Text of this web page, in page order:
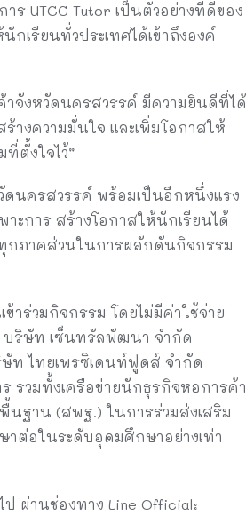
ร UTCC Tutor เป็นตัวอย่างที่ดีของ
เรียนทั่วประเทศได้เข้าถึงองค์
จังหวัดนครสวรรค์ มีความยินดีที่ได้
างความมั่นใจ และเพิ่มโอกาสให้
ตั้งใจไว้”
ดนครสวรรค์ พร้อมเป็นอีกหนึ่งแรง
การ สร้างโอกาสให้นักเรียนได้
กภาคส่วนในการผลักดันกิจกรรม
าร่วมกิจกรรม โดยไม่มีค่าใช้จ่าย
ริษัท เซ็นทรัลพัฒนา จำกัด
ท ไทยเพรซิเดนท์ฟูดส์ จำกัด
รวมทั้งเครือข่ายนักธุรกิจหอการค้า
ฐาน (สพฐ.) ในการร่วมส่งเสริม
าต่อในระดับอุดมศึกษาอย่างเท่า
ผ่านช่องทาง Line Official: